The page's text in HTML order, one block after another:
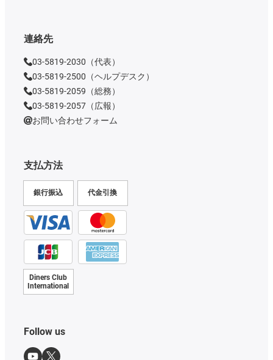
支払方法
銀行振込 代金引換
Diners Club
International
連絡先
03-5819-2030（代表）
03-5819-2500（ヘルプデスク）
03-5819-2059（総務）
03-5819-2057（広報）
お問い合わせフォーム
Follow us